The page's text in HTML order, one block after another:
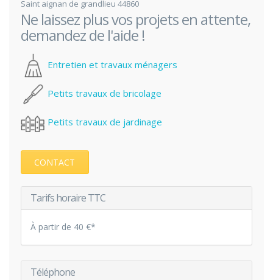
Saint aignan de grandlieu 44860
Ne laissez plus vos projets en attente,
demandez de l'aide !
Entretien et travaux ménagers
Petits travaux de bricolage
Petits travaux de jardinage
CONTACT
Tarifs horaire TTC
À partir de 40 €*
Téléphone